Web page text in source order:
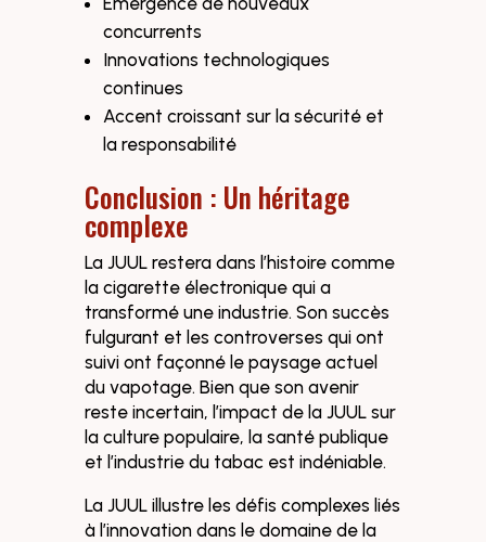
concurrents
Innovations technologiques
continues
Accent croissant sur la sécurité et
la responsabilité
Conclusion : Un héritage
complexe
La JUUL restera dans l’histoire comme
la cigarette électronique qui a
transformé une industrie. Son succès
fulgurant et les controverses qui ont
suivi ont façonné le paysage actuel
du vapotage. Bien que son avenir
reste incertain, l’impact de la JUUL sur
la culture populaire, la santé publique
et l’industrie du tabac est indéniable.
La JUUL illustre les défis complexes liés
à l’innovation dans le domaine de la